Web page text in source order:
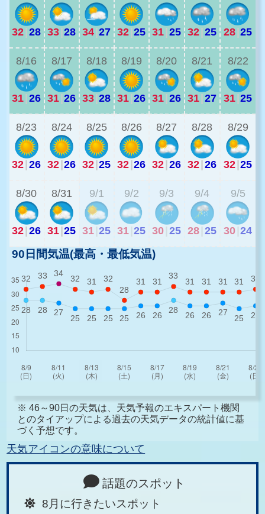
32|28 33|28 34|27 32|25 31|25 32|25 28|25
8/16
31|26
8/17
31|26
8/18
33|28
8/19
31|26
8/20
31|26
8/21
31|27
8/22
31|25
8/23
32|26
8/24
32|26
8/25
32|25
8/26
32|26
8/27
32|26
8/28
32|26
8/29
32|25
8/30
32|26
8/31
31|25
9/1
31 25
9/2
31 25
9/3
30 25
9/4
28 25
9/5
30 24
90日間気温(最高・最低気温)
※ 46～90日の天気は、天気予報のエキスパート機関
とのタイアップによる過去の天気データの統計値に基
づく予想です。
天気アイコンの意味について
話題のスポット
8月に行きたいスポット